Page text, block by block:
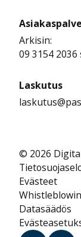
Arkisin:
09 3154
Laskutus
© 2026
Evästeet
Datasäädös